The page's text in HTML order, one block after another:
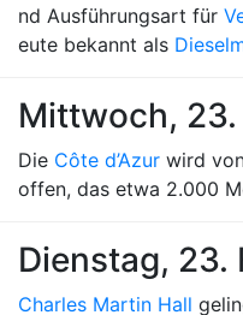
nd Ausführungsart für
eute bekannt als
Mittwoch,
Die Côte d’Azur wird
offen, das etwa 2.000
Dienstag, 23.
Charles Martin Hall